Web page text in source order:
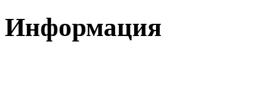
Информация